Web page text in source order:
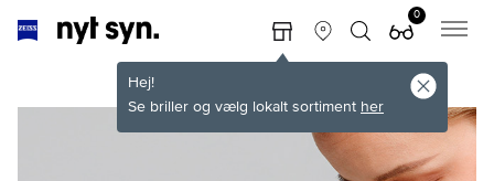
Hej!
Se briller og vælg lokalt sortiment her
0